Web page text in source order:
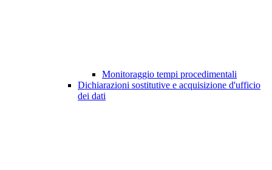
Monitoraggio tempi procedimentali
Dichiarazioni sostitutive e acquisizione d'ufficio
dei dati